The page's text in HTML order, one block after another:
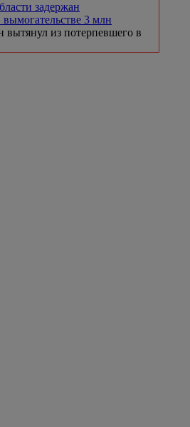
задержан
3 млн
вытянул из потерпевшего в